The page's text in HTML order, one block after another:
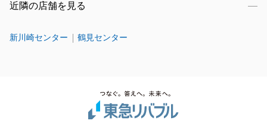
近隣の店舗を見る
新川崎センター 鶴見センター